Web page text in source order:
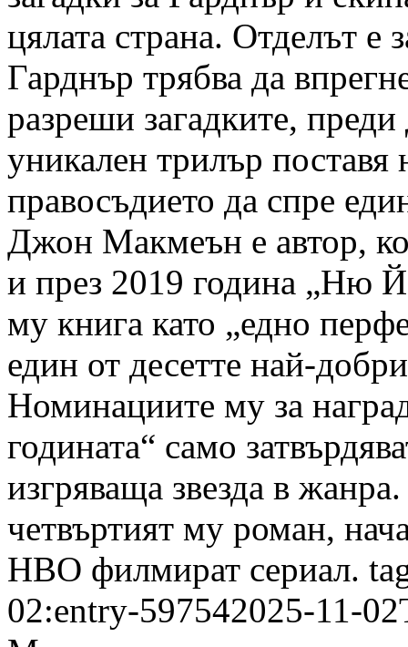
цялата страна. Отделът е
Гарднър трябва да
разреши загадките,
уникален трилър поставя
правосъдието да спре
Джон Макмеън е автор,
и през 2019 година „Ню
му книга като „едно
един от десетте най-
Номинациите му за
годината“ само
изгряваща звезда в
четвъртият му роман,
HBO филмират сериал.
02:entry-597542025-11-